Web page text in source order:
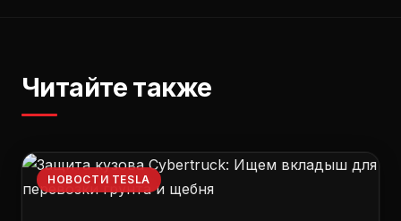
Читайте также
НОВОСТИ TESLA